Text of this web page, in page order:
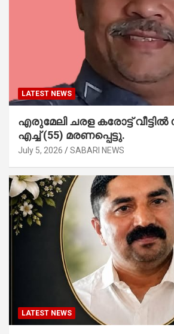
LATEST NEWS
എരുമേലി ചരള കരോട്ട്
എച്ച് (55) മരണപ്പെട്ടു.
July 5, 2026 SABARI NEWS
LATEST NEWS